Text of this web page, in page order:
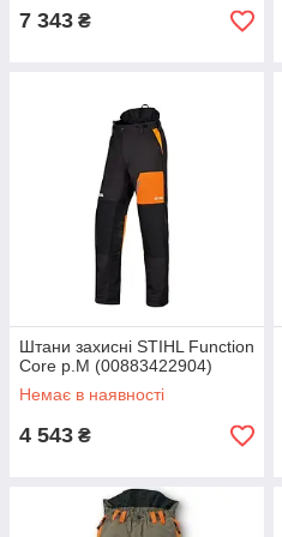
7 343 ₴
Штани захисні STIHL Function
Core р.M (00883422904)
Немає в наявності
4 543 ₴